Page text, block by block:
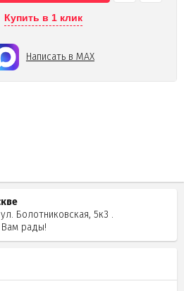
Купить в 1 клик
Написать в MAX
Болотниковская, 5к3 .
рады!